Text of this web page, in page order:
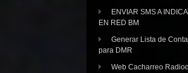
ENVIAR SMS A
EN RED BM
Generar Lista de
para DMR
Web Cacharreo